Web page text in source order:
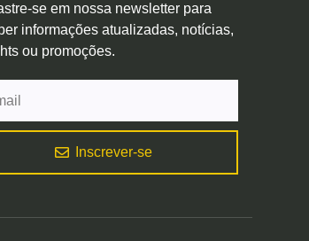
se em nossa newsletter para
informações atualizadas, notícias,
ou promoções.
Inscrever-se